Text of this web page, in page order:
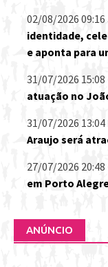
02/08/2026 09:16
identidade,
e aponta para
31/07/2026 15:08
atuação no
31/07/2026 13:04
Araujo será
27/07/2026 20:48
em Porto
ANÚNCIO